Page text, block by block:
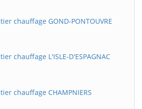
chauffage GOND-PONTOUVRE
chauffage L'ISLE-D'ESPAGNAC
chauffage CHAMPNIERS